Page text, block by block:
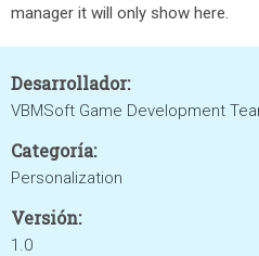
manager it will only show here.
Desarrollador:
VBMSoft Game Development
Categoría:
Personalization
Versión:
1.0